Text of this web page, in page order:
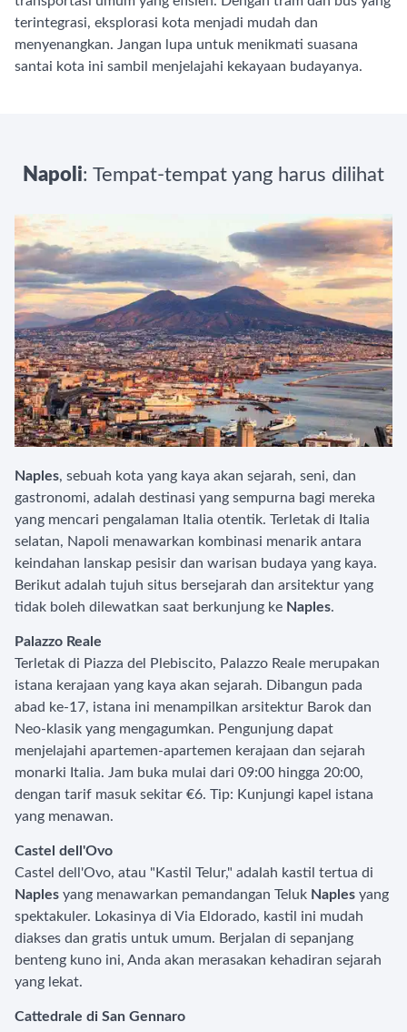
terintegrasi, eksplorasi kota menjadi mudah dan
menyenangkan. Jangan lupa untuk menikmati suasana
santai kota ini sambil menjelajahi kekayaan budayanya.
Napoli: Tempat-tempat yang harus dilihat
Naples, sebuah kota yang kaya akan sejarah, seni, dan
gastronomi, adalah destinasi yang sempurna bagi mereka
yang mencari pengalaman Italia otentik. Terletak di Italia
selatan, Napoli menawarkan kombinasi menarik antara
keindahan lanskap pesisir dan warisan budaya yang kaya.
Berikut adalah tujuh situs bersejarah dan arsitektur yang
tidak boleh dilewatkan saat berkunjung ke Naples.
Palazzo Reale
Terletak di Piazza del Plebiscito, Palazzo Reale merupakan
istana kerajaan yang kaya akan sejarah. Dibangun pada
abad ke-17, istana ini menampilkan arsitektur Barok dan
Neo-klasik yang mengagumkan. Pengunjung dapat
menjelajahi apartemen-apartemen kerajaan dan sejarah
monarki Italia. Jam buka mulai dari 09:00 hingga 20:00,
dengan tarif masuk sekitar €6. Tip: Kunjungi kapel istana
yang menawan.
Castel dell'Ovo
Castel dell'Ovo, atau "Kastil Telur," adalah kastil tertua di
Naples yang menawarkan pemandangan Teluk Naples yang
spektakuler. Lokasinya di Via Eldorado, kastil ini mudah
diakses dan gratis untuk umum. Berjalan di sepanjang
benteng kuno ini, Anda akan merasakan kehadiran sejarah
yang lekat.
Cattedrale di San Gennaro